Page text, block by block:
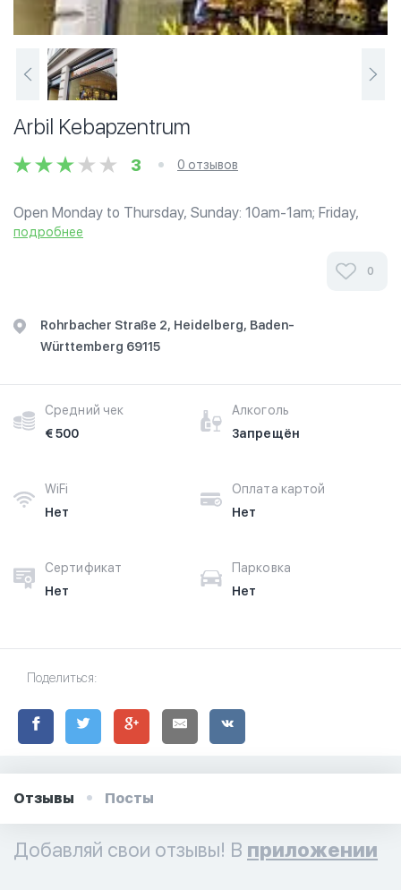
Arbil Kebapzentrum
3 0 отзывов
Open Monday to Thursday, Sunday: 10am-1am; Friday,
Saturday 10am-5am.
подробнее
0
Rohrbacher Straße 2, Heidelberg, Baden-
Württemberg 69115
Средний чек
€ 500
Алкоголь
Запрещён
WiFi
Нет
Оплата картой
Нет
Сертификат
Нет
Парковка
Нет
Поделиться:
Отзывы Посты
Добавляй свои отзывы! В приложении